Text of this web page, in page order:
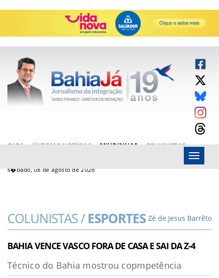
CAPA ÚLTIMAS NOTÍCIAS MIUDINHAS
COLUNISTAS
s�bado, 08 de agosto de 2026
Menu
COLUNISTAS /ESPORTES Zé de Jesus Barrêto
BAHIA VENCE VASCO FORA DE CASA E SAI DA Z-4
Técnico do Bahia mostrou copmpetência